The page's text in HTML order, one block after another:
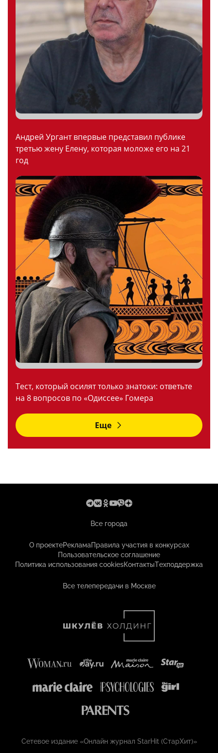
Андрей Ургант впервые представил публике
третью жену Елену, которая моложе его на 21
год
Тест, который осилят только знатоки: ответьте
на 8 вопросов по «Одиссее» Гомера
Еще
Все города
О проектеРекламаПравила участия в конкурсах
Пользовательское соглашение
Политика использования cookiesКонтактыТехподдержка
Все телепередачи в Москве
Сетевое издание «Онлайн журнал StarHit (СтарХит)»